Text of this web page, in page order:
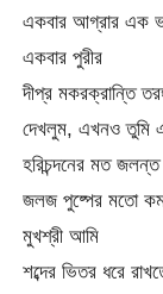
একবার আগ্রার এক
একবার পুরীর
দীপ্র মকরক্রান্তি
দেখলুম, এখনও তুমি
হরিচন্দনের মত
জলজ পুষ্পের মতো
মুখশ্রী আমি
শব্দের ভিতর ধরে